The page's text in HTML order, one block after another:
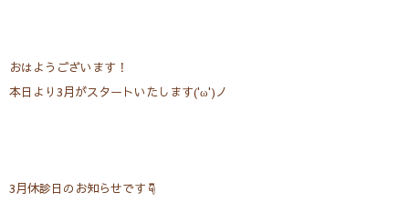
おはようございます！
本日より3月がスタートいたします('ω')ノ
3月休診日のお知らせです☟